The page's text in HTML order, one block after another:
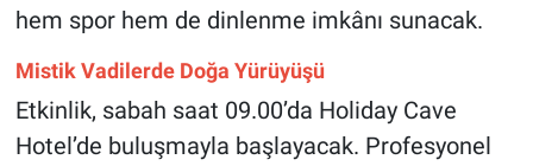
hem spor hem de dinlenme imkânı sunacak.
Mistik Vadilerde Doğa Yürüyüşü
Etkinlik, sabah saat 09.00’da Holiday Cave
Hotel’de buluşmayla başlayacak. Profesyonel
Politika
Magazin
Çevre